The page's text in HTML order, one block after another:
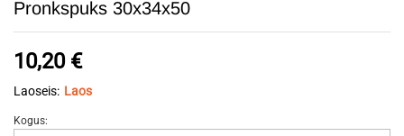
Pronkspuks 30x34x50
10,20 €
Laoseis: Laos
Pronkspuks
Kogus: